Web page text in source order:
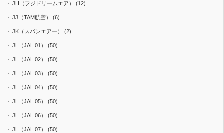
JH（フジドリームエア） (12)
JJ（TAM航空） (6)
JK（スパンエアー） (2)
JL（JAL 01） (50)
JL（JAL 02） (50)
JL（JAL 03） (50)
JL（JAL 04） (50)
JL（JAL 05） (50)
JL（JAL 06） (50)
JL（JAL 07） (50)